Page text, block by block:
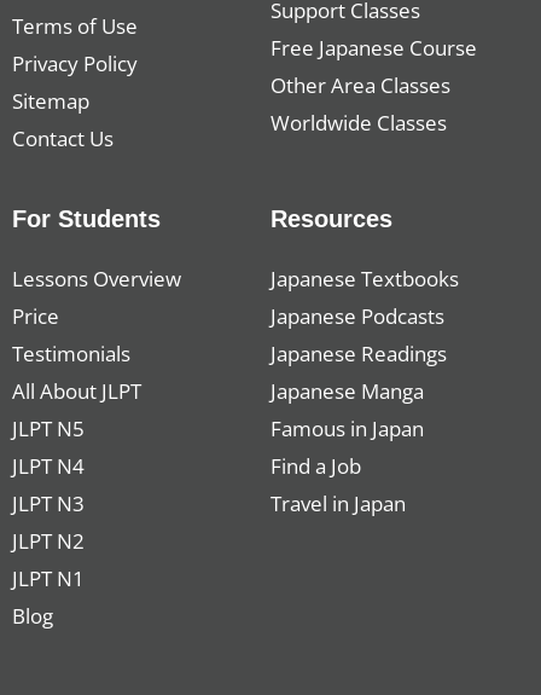
Terms of Use
Privacy Policy
Sitemap
Contact Us
Support Classes
Free Japanese Course
Other Area Classes
Worldwide Classes
For Students
Lessons Overview
Price
Testimonials
All About JLPT
JLPT N5
JLPT N4
JLPT N3
JLPT N2
JLPT N1
Blog
Resources
Japanese Textbooks
Japanese Podcasts
Japanese Readings
Japanese Manga
Famous in Japan
Find a Job
Travel in Japan